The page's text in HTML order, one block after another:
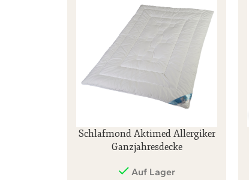
Schlafmond Aktimed Allergiker
Ganzjahresdecke
Auf Lager